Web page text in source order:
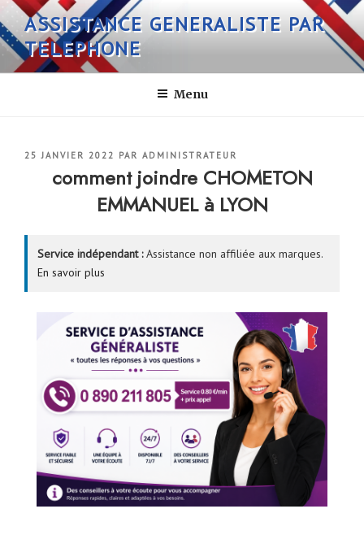
Aller
au
contenu
principal
ASSISTANCE GENERALISTE PAR
TELEPHONE
Menu
PUBLIÉ
25 JANVIER 2022 PAR ADMINISTRATEUR
comment joindre CHOMETON
EMMANUEL à LYON
Service indépendant :Assistance non affiliée aux marques.
En savoir plus